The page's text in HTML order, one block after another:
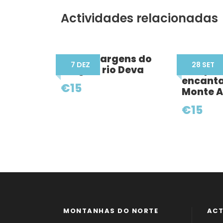
Actividades relacionadas
7 DEZ
Pelas margens do
mágico rio Deva
€15
28 SET
bosques
Monte
€15
MONTANHAS DO NORTE